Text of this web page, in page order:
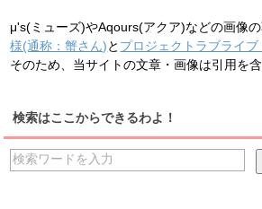
μ's(ミューズ)やAqours(アクア)などの画像
様(通称：蟹さん)と プロジェクトラブライブ
そのため、当サイトの文章・画像は引用を含
検索はここからできるわよ！